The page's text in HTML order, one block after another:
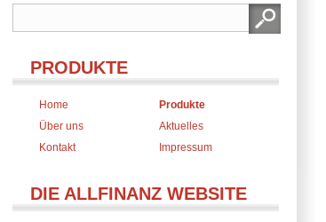
PRODUKTE
Home
Produkte
Über uns
Aktuelles
Kontakt
Impressum
DIE ALLFINANZ WEBSITE